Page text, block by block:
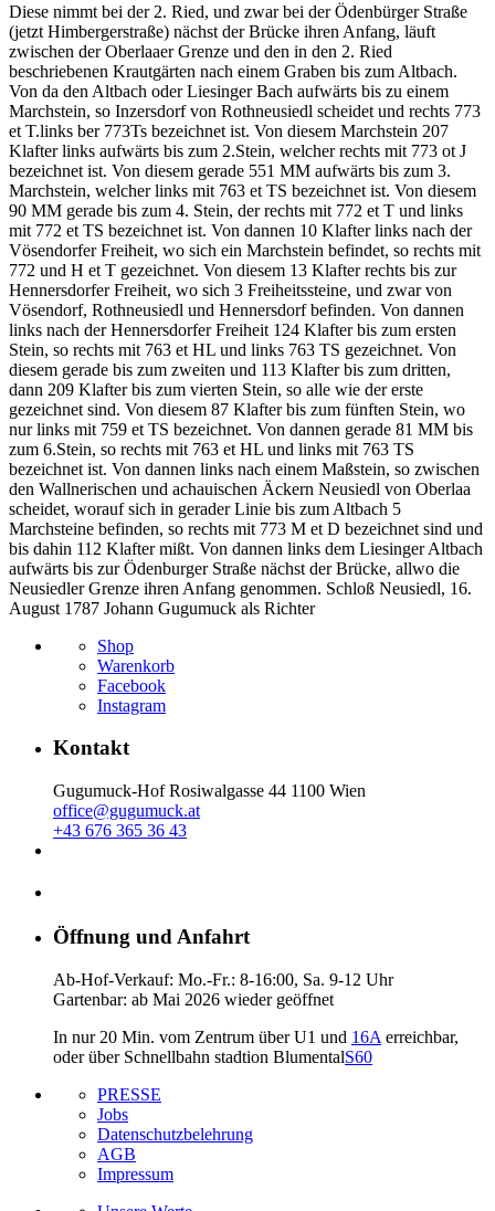
Diese nimmt bei der 2. Ried, und zwar bei der Ödenbürger Straße
(jetzt Himbergerstraße) nächst der Brücke ihren Anfang, läuft
zwischen der Oberlaaer Grenze und den in den 2. Ried
beschriebenen Krautgärten nach einem Graben bis zum Altbach.
Von da den Altbach oder Liesinger Bach aufwärts bis zu einem
Marchstein, so Inzersdorf von Rothneusiedl scheidet und rechts 773
et T.links ber 773Ts bezeichnet ist. Von diesem Marchstein 207
Klafter links aufwärts bis zum 2.Stein, welcher rechts mit 773 ot J
bezeichnet ist. Von diesem gerade 551 MM aufwärts bis zum 3.
Marchstein, welcher links mit 763 et TS bezeichnet ist. Von diesem
90 MM gerade bis zum 4. Stein, der rechts mit 772 et T und links
mit 772 et TS bezeichnet ist. Von dannen 10 Klafter links nach der
Vösendorfer Freiheit, wo sich ein Marchstein befindet, so rechts mit
772 und H et T gezeichnet. Von diesem 13 Klafter rechts bis zur
Hennersdorfer Freiheit, wo sich 3 Freiheitssteine, und zwar von
Vösendorf, Rothneusiedl und Hennersdorf befinden. Von dannen
links nach der Hennersdorfer Freiheit 124 Klafter bis zum ersten
Stein, so rechts mit 763 et HL und links 763 TS gezeichnet. Von
diesem gerade bis zum zweiten und 113 Klafter bis zum dritten,
dann 209 Klafter bis zum vierten Stein, so alle wie der erste
gezeichnet sind. Von diesem 87 Klafter bis zum fünften Stein, wo
nur links mit 759 et TS bezeichnet. Von dannen gerade 81 MM bis
zum 6.Stein, so rechts mit 763 et HL und links mit 763 TS
bezeichnet ist. Von dannen links nach einem Maßstein, so zwischen
den Wallnerischen und achauischen Äckern Neusiedl von Oberlaa
scheidet, worauf sich in gerader Linie bis zum Altbach 5
Marchsteine befinden, so rechts mit 773 M et D bezeichnet sind und
bis dahin 112 Klafter mißt. Von dannen links dem Liesinger Altbach
aufwärts bis zur Ödenburger Straße nächst der Brücke, allwo die
Neusiedler Grenze ihren Anfang genommen. Schloß Neusiedl, 16.
August 1787 Johann Gugumuck als Richter
Shop
Warenkorb
Facebook
Instagram
Kontakt
Gugumuck-Hof Rosiwalgasse 44 1100 Wien
office@gugumuck.at
+43 676 365 36 43
Öffnung und Anfahrt
Ab-Hof-Verkauf: Mo.-Fr.: 8-16:00, Sa. 9-12 Uhr
Gartenbar: ab Mai 2026 wieder geöffnet
In nur 20 Min. vom Zentrum über U1 und 16A erreichbar,
oder über Schnellbahn stadtion BlumentalS60
PRESSE
Jobs
Datenschutzbelehrung
AGB
Impressum